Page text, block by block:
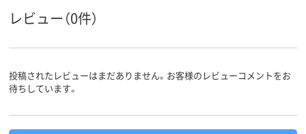
レビュー（0件）
投稿されたレビューはまだありません。お客様のレビューコメントをお
待ちしています。